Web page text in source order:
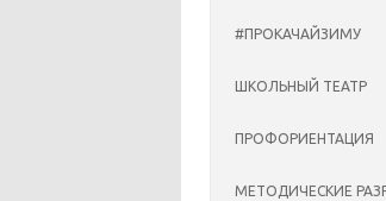
#ПРОКАЧАЙЗИМУ
ШКОЛЬНЫЙ ТЕАТР
ПРОФОРИЕНТАЦИЯ
МЕТОДИЧЕСКИЕ